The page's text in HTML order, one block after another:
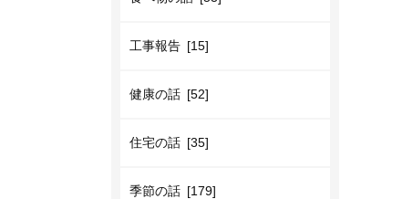
工事報告 [15]
健康の話 [52]
住宅の話 [35]
季節の話 [179]